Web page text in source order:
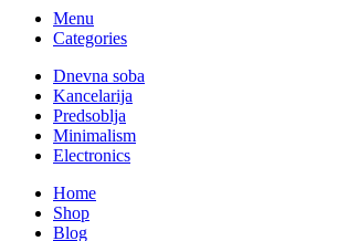
Menu
Categories
Dnevna soba
Kancelarija
Predsoblja
Minimalism
Electronics
Home
Shop
Blog